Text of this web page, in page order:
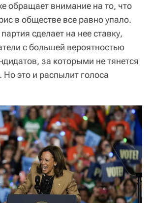
обращает внимание на то, что
в обществе все равно упало.
сделает на нее ставку,
с большей вероятностью
за которыми не тянется
это и распылит голоса